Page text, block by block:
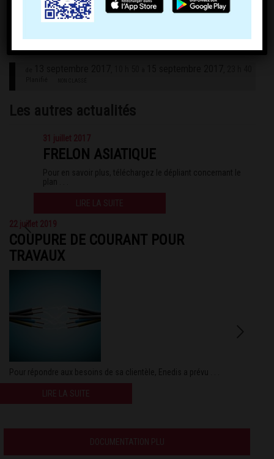
Les autres actualités
31 juillet 2017
FRELON ASIATIQUE
Pour en savoir plus, téléchargez le dépliant concernant le
plan . . .
LIRE LA SUITE
22 juillet 2019
COUPURE DE COURANT POUR
TRAVAUX
Pour répondre aux besoins de sa clientèle, Enedis a prévu . . .
LIRE LA SUITE
DOCUMENTATION PLU